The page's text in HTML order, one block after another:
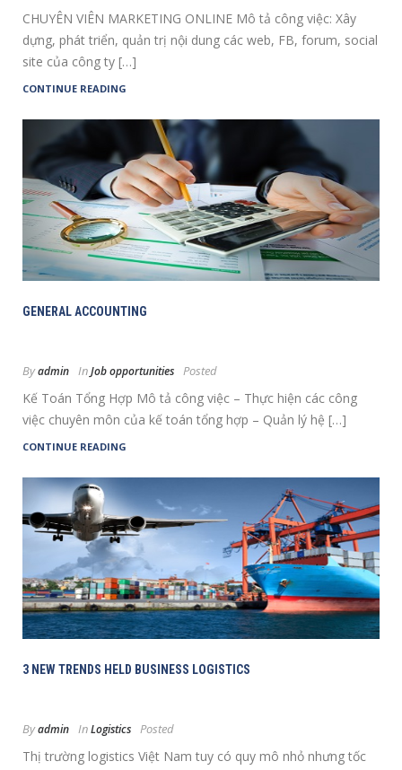
CHUYÊN VIÊN MARKETING ONLINE Mô tả công việc: Xây
dựng, phát triển, quản trị nội dung các web, FB, forum, social
site của công ty […]
CONTINUE READING
GENERAL ACCOUNTING
Byadmin InJob opportunities Posted
Kế Toán Tổng Hợp Mô tả công việc – Thực hiện các công
việc chuyên môn của kế toán tổng hợp – Quản lý hệ […]
CONTINUE READING
3 NEW TRENDS HELD BUSINESS LOGISTICS
Byadmin InLogistics Posted
Thị trường logistics Việt Nam tuy có quy mô nhỏ nhưng tốc